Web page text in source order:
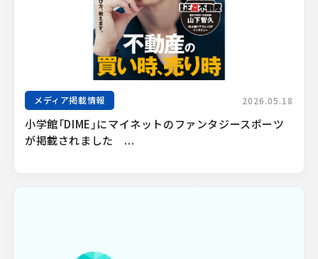
メディア掲載情報 2026.05.18
小学館「DIME」にマイネットのファンタジースポーツ
が掲載されました　...